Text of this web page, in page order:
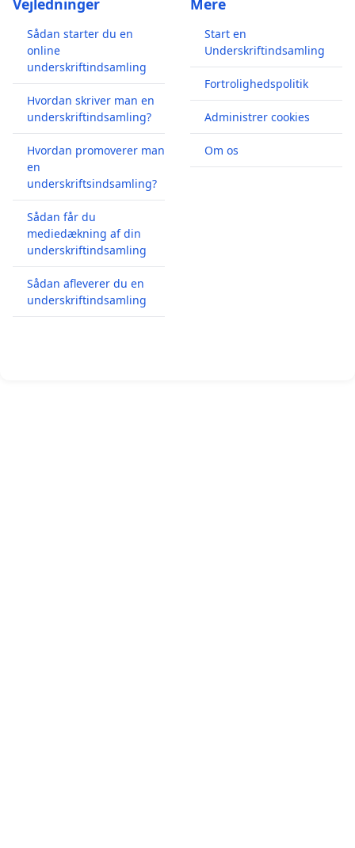
Vejledninger
Sådan starter du en
online
underskriftindsamling
Hvordan skriver man en
underskriftindsamling?
Hvordan promoverer man
en
underskriftsindsamling?
Sådan får du
mediedækning af din
underskriftindsamling
Sådan afleverer du en
underskriftindsamling
Mere
Start en
Underskriftindsamling
Fortrolighedspolitik
Administrer cookies
Om os